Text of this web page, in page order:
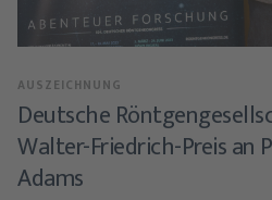
AUSZEICHNUNG
Deutsche
Walter-Friedrich-Preis an
Adams